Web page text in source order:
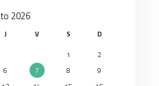
2026
J V S
D
1
2
6 7 8
9